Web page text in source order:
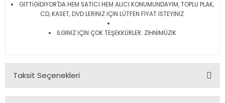
GİTTİGİDİYOR'DA HEM SATICI HEM ALICI KONUMUNDAYIM, TOPLU PLAK,
CD, KASET, DVD LERİNİZ İÇİN LÜTFEN FİYAT İSTEYİNİZ.
İLGİNİZ İÇİN ÇOK TEŞEKKÜRLER. ZİHNİMÜZİK
Taksit Seçenekleri